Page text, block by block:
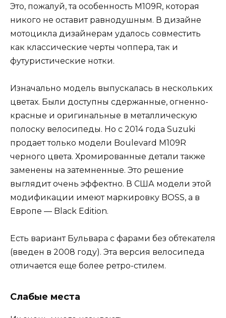
Это, пожалуй, та особенность M109R, которая
никого не оставит равнодушным. В дизайне
мотоцикла дизайнерам удалось совместить
как классические черты чоппера, так и
футуристические нотки.
Изначально модель выпускалась в нескольких
цветах. Были доступны сдержанные, огненно-
красные и оригинальные в металлическую
полоску велосипеды. Но с 2014 года Suzuki
продает только модели Boulevard M109R
черного цвета. Хромированные детали также
заменены на затемненные. Это решение
выглядит очень эффектно. В США модели этой
модификации имеют маркировку BOSS, а в
Европе — Black Edition.
Есть вариант Бульвара с фарами без обтекателя
(введен в 2008 году). Эта версия велосипеда
отличается еще более ретро-стилем.
Слабые места